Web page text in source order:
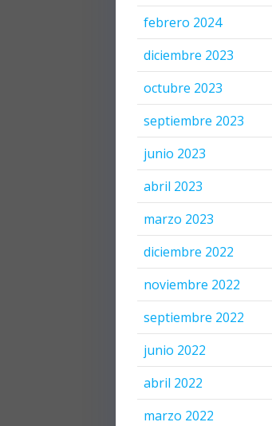
febrero 2024
diciembre 2023
octubre 2023
septiembre 2023
junio 2023
abril 2023
marzo 2023
diciembre 2022
noviembre 2022
septiembre 2022
junio 2022
abril 2022
marzo 2022